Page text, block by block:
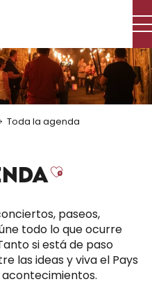
Toda la agenda
Ajouter
paseos,
todo lo que ocurre
si está de paso
las ideas y viva el Pays